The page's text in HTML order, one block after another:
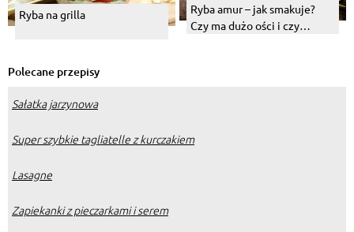
Ryba na grilla
Ryba amur – jak smakuje?
Czy ma dużo ości i czy
Polecane przepisy
Sałatka jarzynowa
Super szybkie tagliatelle z kurczakiem
Lasagne
Zapiekanki z pieczarkami i serem